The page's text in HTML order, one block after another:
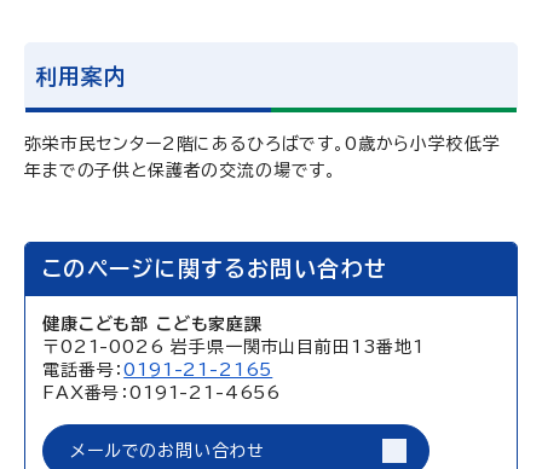
利用案内
弥栄市民センター2階にあるひろばです。0歳から小学校低学
年までの子供と保護者の交流の場です。
このページに関するお問い合わせ
健康こども部 こども家庭課
〒021-0026 岩手県一関市山目前田13番地1
電話番号：0191-21-2165
FAX番号：0191-21-4656
メールでのお問い合わせ